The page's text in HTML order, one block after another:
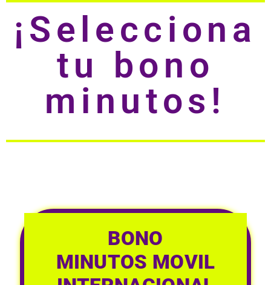
¡Selecciona
tu bono
minutos!
BONO
MINUTOS MOVIL